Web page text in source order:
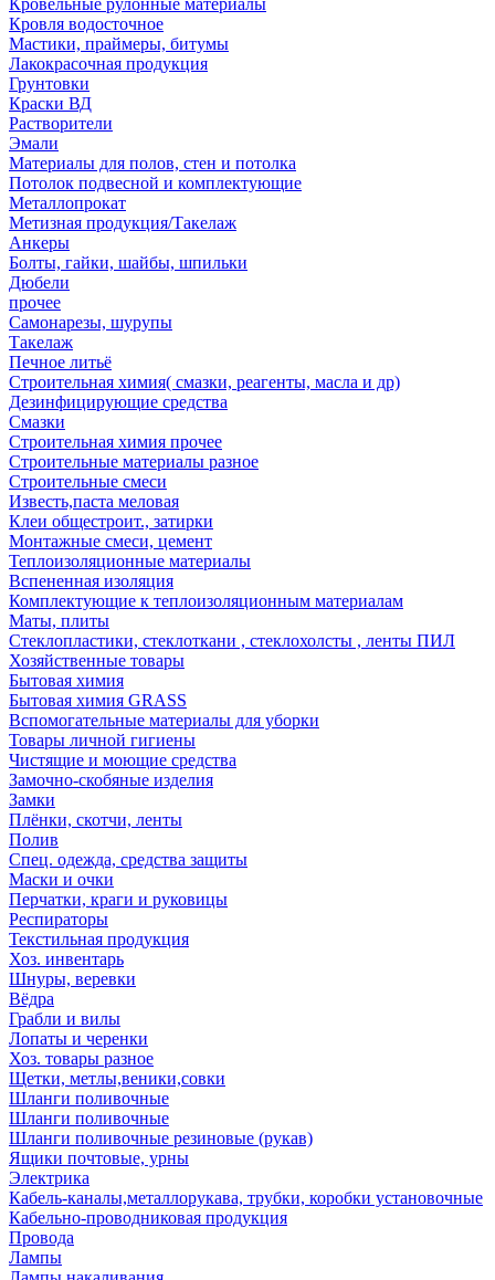
Кровельные рулонные материалы
Кровля водосточное
Мастики, праймеры, битумы
Лакокрасочная продукция
Грунтовки
Краски ВД
Растворители
Эмали
Материалы для полов, стен и потолка
Потолок подвесной и комплектующие
Металлопрокат
Метизная продукция/Такелаж
Анкеры
Болты, гайки, шайбы, шпильки
Дюбели
прочее
Самонарезы, шурупы
Такелаж
Печное литьё
Строительная химия( смазки, реагенты, масла и др)
Дезинфицирующие средства
Смазки
Строительная химия прочее
Строительные материалы разное
Строительные смеси
Известь,паста меловая
Клеи общестроит., затирки
Монтажные смеси, цемент
Теплоизоляционные материалы
Вспененная изоляция
Комплектующие к теплоизоляционным материалам
Маты, плиты
Стеклопластики, стеклоткани , стеклохолсты , ленты ПИЛ
Хозяйственные товары
Бытовая химия
Бытовая химия GRASS
Вспомогательные материалы для уборки
Товары личной гигиены
Чистящие и моющие средства
Замочно-скобяные изделия
Замки
Плёнки, скотчи, ленты
Полив
Спец. одежда, средства защиты
Маски и очки
Перчатки, краги и руковицы
Респираторы
Текстильная продукция
Хоз. инвентарь
Шнуры, веревки
Вёдра
Грабли и вилы
Лопаты и черенки
Хоз. товары разное
Щетки, метлы,веники,совки
Шланги поливочные
Шланги поливочные
Шланги поливочные резиновые (рукав)
Ящики почтовые, урны
Электрика
Кабель-каналы,металлорукава, трубки, коробки установочные
Кабельно-проводниковая продукция
Провода
Лампы